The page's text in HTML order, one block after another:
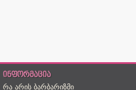
ინფორმაცია
რა არის ბარბარიზმი